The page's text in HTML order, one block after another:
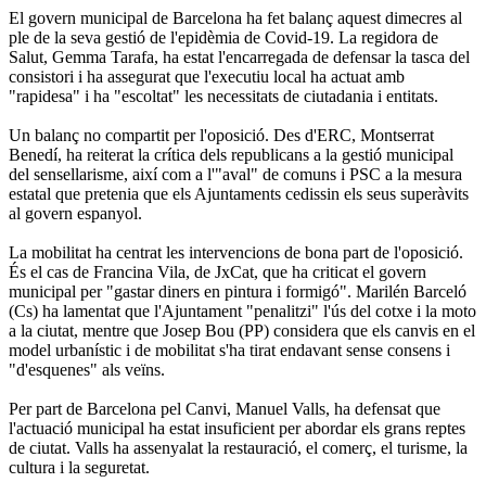
El govern municipal de Barcelona ha fet balanç aquest dimecres al
ple de la seva gestió de l'epidèmia de Covid-19. La regidora de
Salut, Gemma Tarafa, ha estat l'encarregada de defensar la tasca del
consistori i ha assegurat que l'executiu local ha actuat amb
"rapidesa" i ha "escoltat" les necessitats de ciutadania i entitats.
Un balanç no compartit per l'oposició. Des d'ERC, Montserrat
Benedí, ha reiterat la crítica dels republicans a la gestió municipal
del sensellarisme, així com a l'"aval" de comuns i PSC a la mesura
estatal que pretenia que els Ajuntaments cedissin els seus superàvits
al govern espanyol.
La mobilitat ha centrat les intervencions de bona part de l'oposició.
És el cas de Francina Vila, de JxCat, que ha criticat el govern
municipal per "gastar diners en pintura i formigó". Marilén Barceló
(Cs) ha lamentat que l'Ajuntament "penalitzi" l'ús del cotxe i la moto
a la ciutat, mentre que Josep Bou (PP) considera que els canvis en el
model urbanístic i de mobilitat s'ha tirat endavant sense consens i
"d'esquenes" als veïns.
Per part de Barcelona pel Canvi, Manuel Valls, ha defensat que
l'actuació municipal ha estat insuficient per abordar els grans reptes
de ciutat. Valls ha assenyalat la restauració, el comerç, el turisme, la
cultura i la seguretat.